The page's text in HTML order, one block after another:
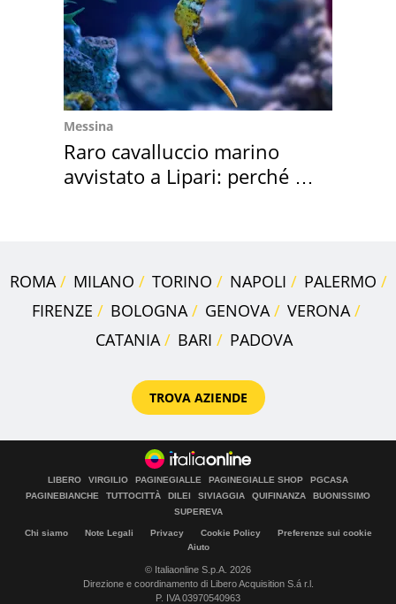
Messina
Raro cavalluccio marino
avvistato a Lipari: perché è
ROMA MILANO TORINO NAPOLI
PALERMO
FIRENZE
BOLOGNA GENOVA
VERONA
CATANIA
BARI PADOVA
TROVA AZIENDE
LIBERO VIRGILIO PAGINEGIALLE PAGINEGIALLE SHOP
PGCASA
PAGINEBIANCHE
TUTTOCITTÀ DILEI SIVIAGGIA QUIFINANZA
BUONISSIMO
SUPEREVA
Chi siamo Note Legali Privacy Cookie Policy
Preferenze sui cookie
Aiuto
© Italiaonline S.p.A. 2026
Direzione e coordinamento di Libero Acquisition S.á r.l.
P. IVA 03970540963